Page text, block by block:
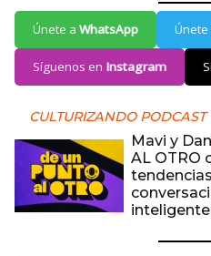
Únete a WhatsApp Únete
Síguenos en Instagram
CULTURIZANDO PODCAST
Mavi y
AL OTRO